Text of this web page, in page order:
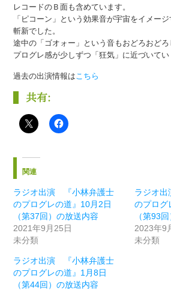
レコードのＢ面も含めています。
「ピコーン」という効果音が宇宙をイメー
斬新でした。
途中の「ゴオォー」という音もおどろおどろ
プログレ感が少しずつ「狂気」に近づいてい
過去の出演情報は こちら
共有:
関連
ラジオ出演 『小林弁護士
のプログレの道』10月2日
（第37回）の放送内容
2021年9月25日
未分類
ラジオ
のプログ
（第93
2023年9
未分類
ラジオ出演 『小林弁護士
のプログレの道』1月8日
（第44回）の放送内容